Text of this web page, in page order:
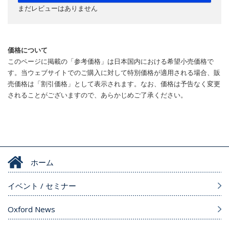
まだレビューはありません
価格について
このページに掲載の「参考価格」は日本国内における希望小売価格で
す。当ウェブサイトでのご購入に対して特別価格が適用される場合、販
売価格は「割引価格」として表示されます。なお、価格は予告なく変更
されることがございますので、あらかじめご了承ください。
ホーム
イベント / セミナー
Oxford News